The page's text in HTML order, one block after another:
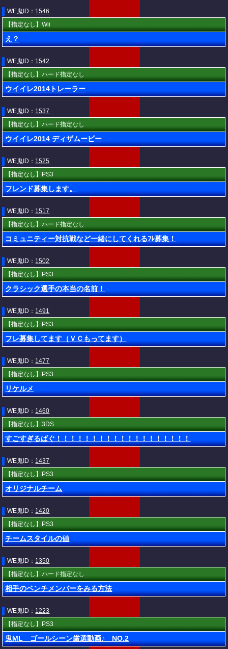
WE鬼ID： 1546
【指定なし】Wii
え？
WE鬼ID： 1542
【指定なし】ハード指定なし
ウイイレ2014トレーラー
WE鬼ID： 1537
【指定なし】ハード指定なし
ウイイレ2014 ディザムービー
WE鬼ID： 1525
【指定なし】PS3
フレンド募集します。
WE鬼ID： 1517
【指定なし】ハード指定なし
コミュニティー対抗戦など一緒にしてくれるﾌﾚ募集！
WE鬼ID： 1502
【指定なし】PS3
クラシック選手の本当の名前！
WE鬼ID： 1491
【指定なし】PS3
フレ募集してます（ＶＣもってます）
WE鬼ID： 1477
【指定なし】PS3
リケルメ
WE鬼ID： 1460
【指定なし】3DS
すごすぎるばぐ！！！！！！！！！！！！！！！！！！！
WE鬼ID： 1437
【指定なし】PS3
オリジナルチーム
WE鬼ID： 1420
【指定なし】PS3
チームスタイルの値
WE鬼ID： 1350
【指定なし】ハード指定なし
相手のベンチメンバーをみる方法
WE鬼ID： 1223
【指定なし】PS3
鬼ML ゴールシーン厳選動画♪ NO.2